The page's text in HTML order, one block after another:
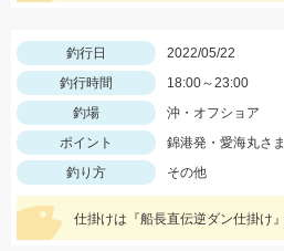
釣行日
2022/05/22
釣行時間
18:00～23:00
釣場
沖・オフショア
ポイント
錦港発・愛海丸さま
釣り方
その他